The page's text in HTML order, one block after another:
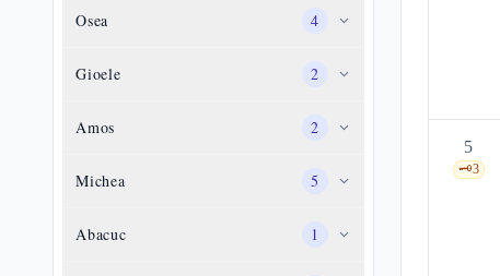
Osea 4
Gioele 2
Amos 2
Michea 5
Abacuc 1
5
🗝️3